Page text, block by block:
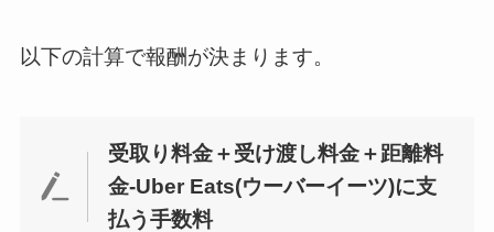
以下の計算で報酬が決まります。
受取り料金＋受け渡し料金＋距離料
金-Uber Eats(ウーバーイーツ)に支
払う手数料